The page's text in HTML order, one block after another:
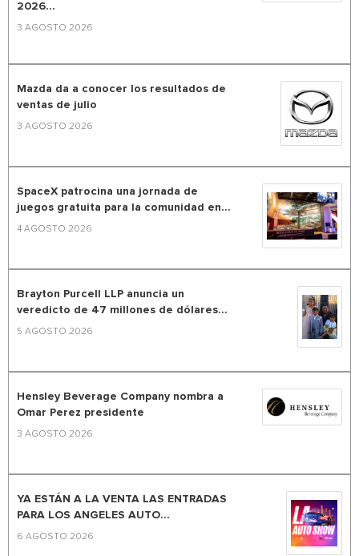
2026...
3 AGOSTO 2026
Mazda da a conocer los resultados de
ventas de julio
3 AGOSTO 2026
SpaceX patrocina una jornada de
juegos gratuita para la comunidad en...
4 AGOSTO 2026
Brayton Purcell LLP anuncia un
veredicto de 47 millones de dólares...
5 AGOSTO 2026
Hensley Beverage Company nombra a
Omar Perez presidente
3 AGOSTO 2026
YA ESTÁN A LA VENTA LAS ENTRADAS
PARA LOS ANGELES AUTO...
6 AGOSTO 2026